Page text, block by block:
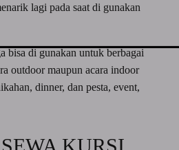
lagi pada saat di gunakan
bisa di gunakan untuk berbagai
outdoor maupun acara indoor
dinner, dan pesta, event,
KURSI